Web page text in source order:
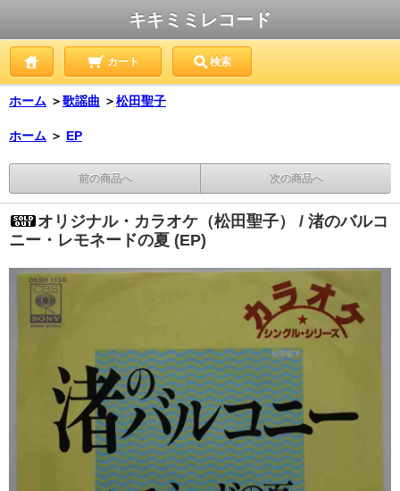
キキミミレコード
カート 検索
ホーム ＞歌謡曲 ＞松田聖子
ホーム ＞ EP
前の商品へ 次の商品へ
オリジナル・カラオケ（松田聖子） / 渚のバルコ
ニー・レモネードの夏 (EP)